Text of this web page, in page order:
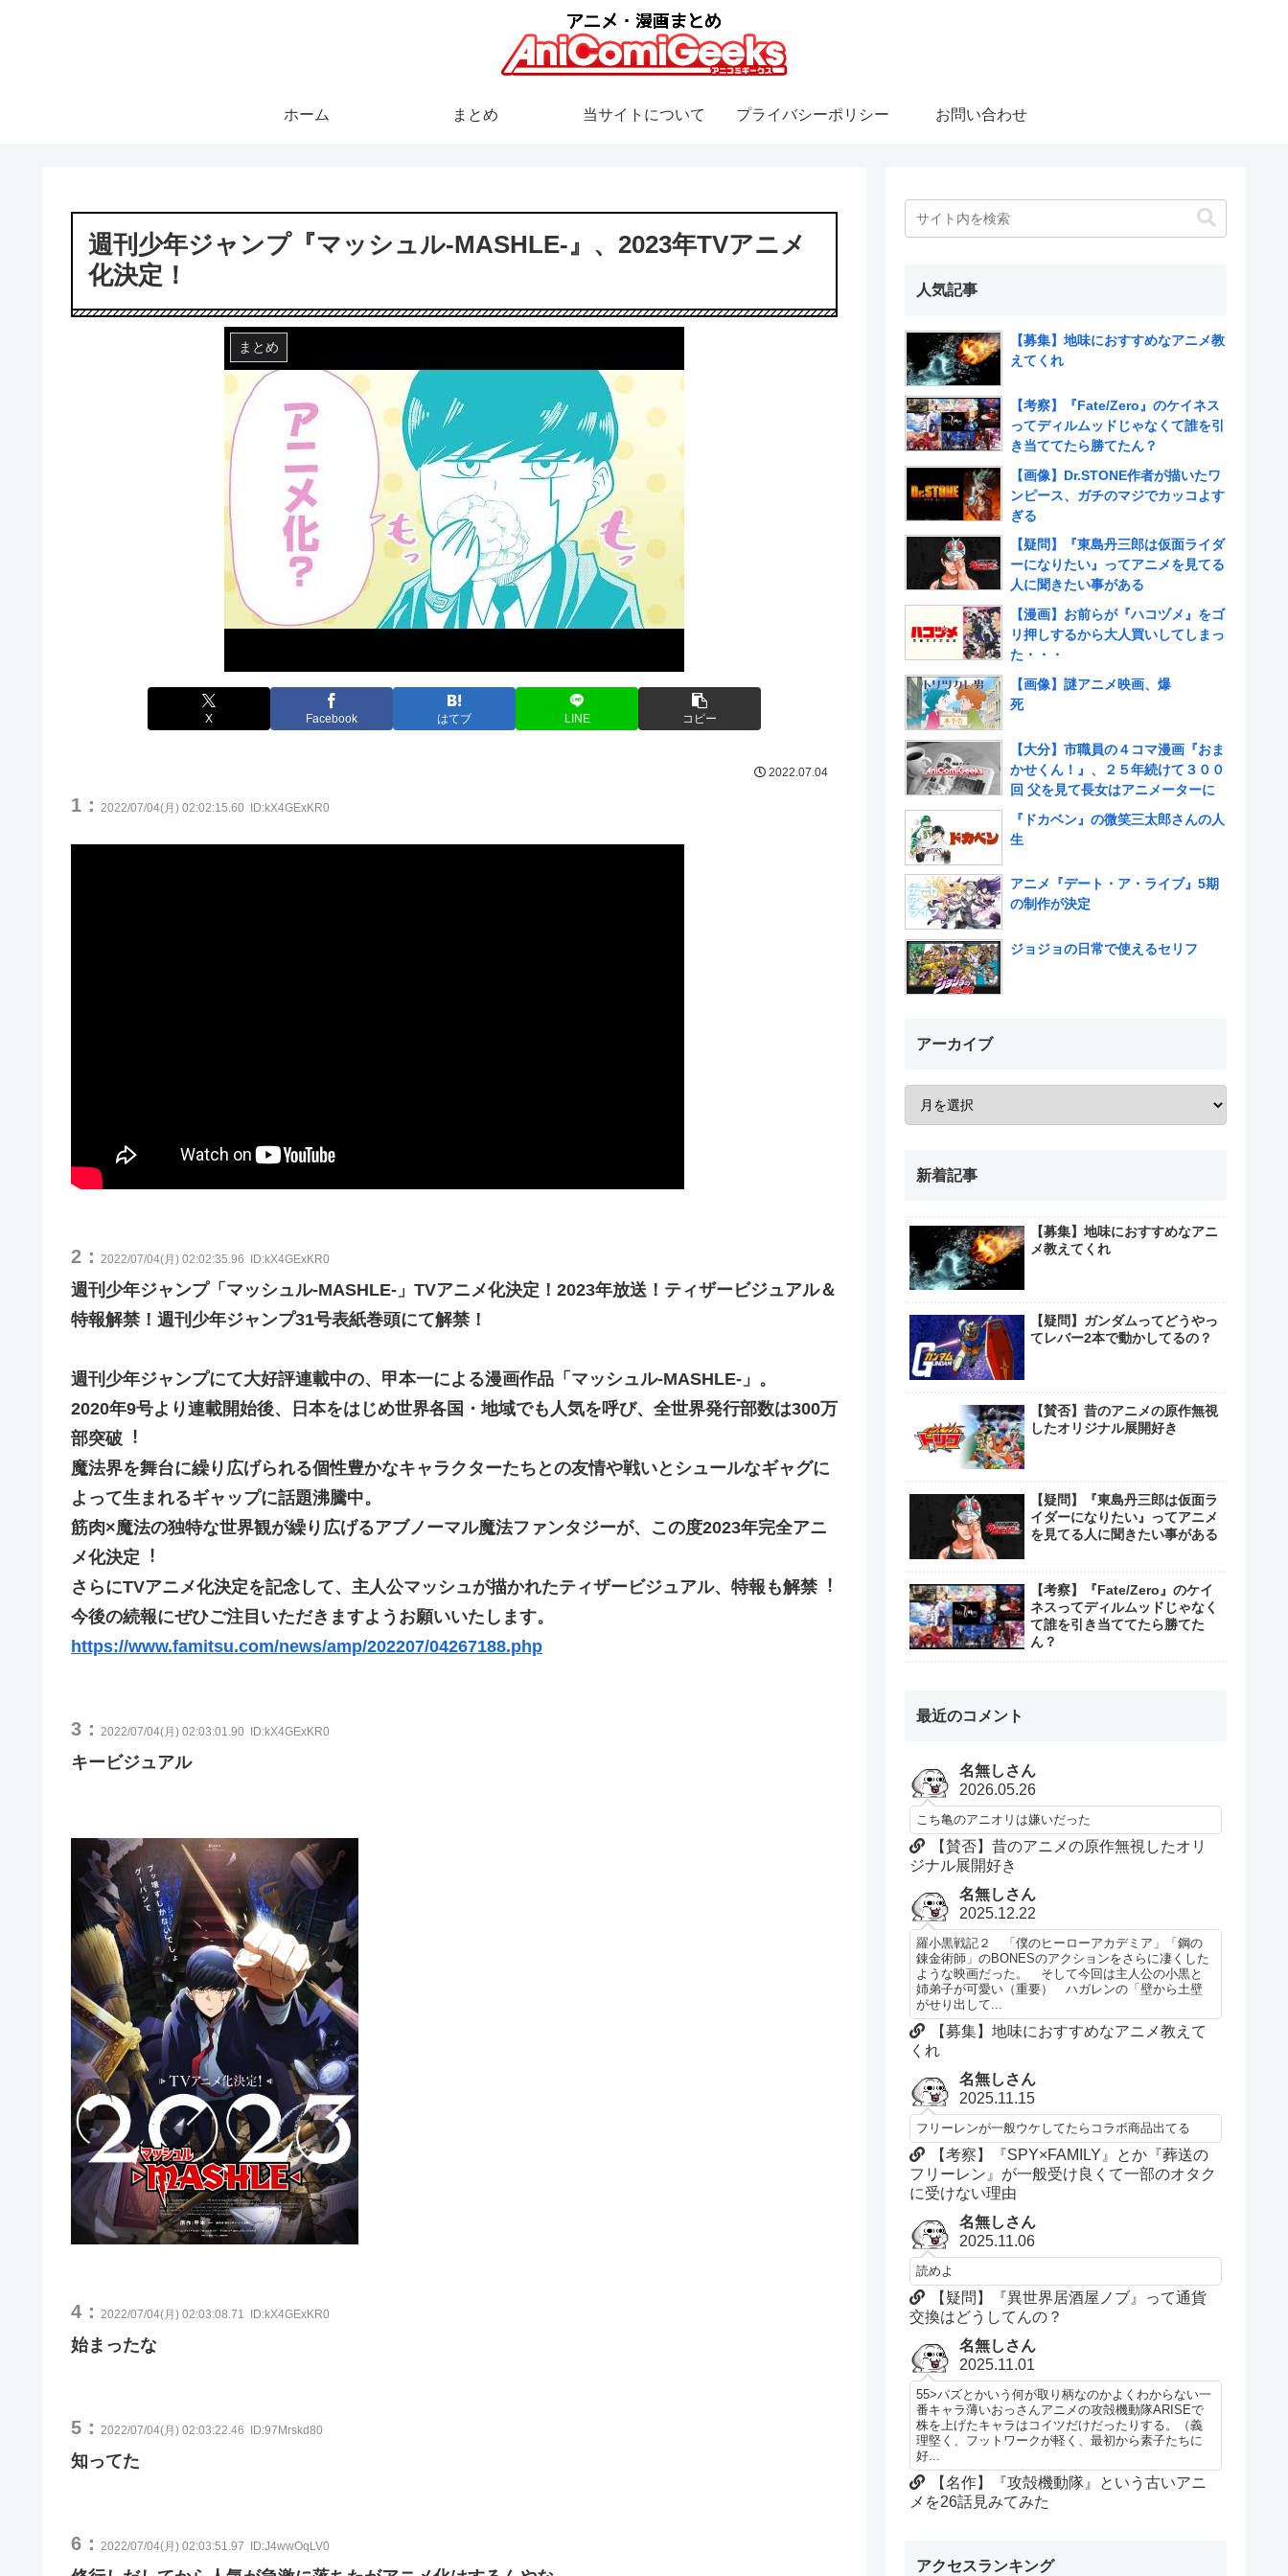
ホーム まとめ 当サイトについて プライバシーポリシー お問い合わせ
週刊少年ジャンプ『マッシュル-MASHLE-』、2023年TVアニメ
化決定！
まとめ
X Facebook はてブ LINE コピー
2022.07.04
1： 2022/07/04(月) 02:02:15.60 ID:kX4GExKR0
2： 2022/07/04(月) 02:02:35.96 ID:kX4GExKR0
週刊少年ジャンプ「マッシュル-MASHLE-」TVアニメ化決定！2023年放送！ティザービジュアル＆
特報解禁！週刊少年ジャンプ31号表紙巻頭にて解禁！
週刊少年ジャンプにて大好評連載中の、甲本一による漫画作品「マッシュル-MASHLE-」。
2020年9号より連載開始後、日本をはじめ世界各国・地域でも人気を呼び、全世界発行部数は300万
部突破︕
魔法界を舞台に繰り広げられる個性豊かなキャラクターたちとの友情や戦いとシュールなギャグに
よって生まれるギャップに話題沸騰中。
筋肉×魔法の独特な世界観が繰り広げるアブノーマル魔法ファンタジーが、この度2023年完全アニ
メ化決定︕
さらにTVアニメ化決定を記念して、主人公マッシュが描かれたティザービジュアル、特報も解禁︕
今後の続報にぜひご注目いただきますようお願いいたします。
https://www.famitsu.com/news/amp/202207/04267188.php
3： 2022/07/04(月) 02:03:01.90 ID:kX4GExKR0
キービジュアル
4： 2022/07/04(月) 02:03:08.71 ID:kX4GExKR0
始まったな
5： 2022/07/04(月) 02:03:22.46 ID:97Mrskd80
知ってた
6： 2022/07/04(月) 02:03:51.97 ID:J4wwOqLV0
人気記事
【募集】地味におすすめなアニメ教
えてくれ
【考察】『Fate/Zero』のケイネス
ってディルムッドじゃなくて誰を引
き当ててたら勝てたん？
【画像】Dr.STONE作者が描いたワ
ンピース、ガチのマジでカッコよす
ぎる
【疑問】『東島丹三郎は仮面ライダ
ーになりたい』ってアニメを見てる
人に聞きたい事がある
【漫画】お前らが『ハコヅメ』をゴ
リ押しするから大人買いしてしまっ
た・・・
【画像】謎アニメ映画、爆
死
【大分】市職員の４コマ漫画『おま
かせくん！』、２５年続けて３００
回 父を見て長女はアニメーターに
『ドカベン』の微笑三太郎さんの人
生
アニメ『デート・ア・ライブ』5期
の制作が決定
ジョジョの日常で使えるセリフ
アーカイブ
新着記事
【募集】地味におすすめなアニ
メ教えてくれ
【疑問】ガンダムってどうやっ
てレバー2本で動かしてるの？
【賛否】昔のアニメの原作無視
したオリジナル展開好き
【疑問】『東島丹三郎は仮面ラ
イダーになりたい』ってアニメ
を見てる人に聞きたい事がある
【考察】『Fate/Zero』のケイ
ネスってディルムッドじゃなく
て誰を引き当ててたら勝てた
ん？
最近のコメント
名無しさん
2026.05.26
こち亀のアニオリは嫌いだった
【賛否】昔のアニメの原作無視したオリ
ジナル展開好き
名無しさん
2025.12.22
羅小黒戦記２ 「僕のヒーローアカデミア」「鋼の
錬金術師」のBONESのアクションをさらに凄くした
ような映画だった。 そして今回は主人公の小黒と
姉弟子が可愛い（重要） ハガレンの「壁から土壁
がせり出して...
【募集】地味におすすめなアニメ教えて
くれ
名無しさん
2025.11.15
フリーレンが一般ウケしてたらコラボ商品出てる
【考察】『SPY×FAMILY』とか『葬送の
フリーレン』が一般受け良くて一部のオタク
に受けない理由
名無しさん
2025.11.06
読めよ
【疑問】『異世界居酒屋ノブ』って通貨
交換はどうしてんの？
名無しさん
2025.11.01
55>パズとかいう何が取り柄なのかよくわからない一
番キャラ薄いおっさんアニメの攻殻機動隊ARISEで
株を上げたキャラはコイツだけだったりする。（義
理堅く、フットワークが軽く、最初から素子たちに
好...
【名作】『攻殻機動隊』という古いアニ
メを26話見みてみた
アクセスランキング